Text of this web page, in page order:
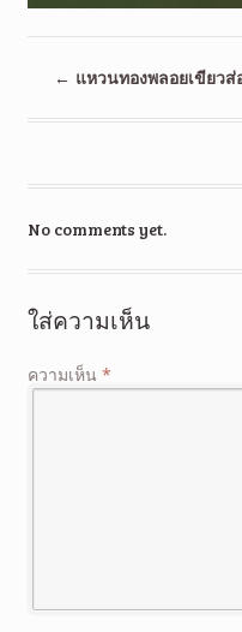
← แหวนทองพลอยเขียวส่
No comments yet.
ใส่ความเห็น
ความเห็น *